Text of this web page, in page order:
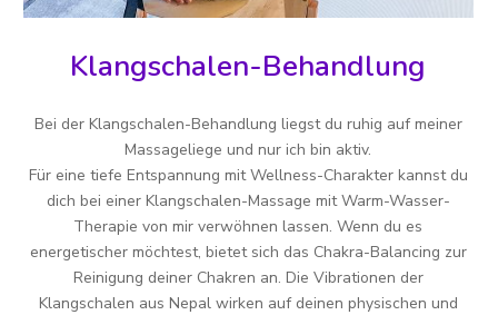
Klangschalen-Behandlung
Bei der Klangschalen-Behandlung liegst du ruhig auf meiner
Massageliege und nur ich bin aktiv.
Für eine tiefe Entspannung mit Wellness-Charakter kannst du
dich bei einer Klangschalen-Massage mit Warm-Wasser-
Therapie von mir verwöhnen lassen. Wenn du es
energetischer möchtest, bietet sich das Chakra-Balancing zur
Reinigung deiner Chakren an. Die Vibrationen der
Klangschalen aus Nepal wirken auf deinen physischen und